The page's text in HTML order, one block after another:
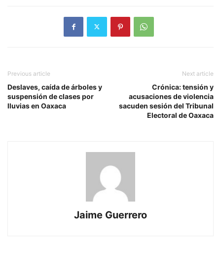
Previous article
Deslaves, caída de árboles y
suspensión de clases por
lluvias en Oaxaca
Next article
Crónica: tensión y
acusaciones de violencia
sacuden sesión del Tribunal
Electoral de Oaxaca
Jaime Guerrero